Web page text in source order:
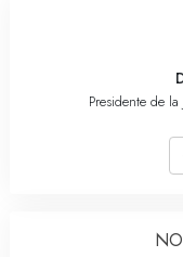
Presidente de